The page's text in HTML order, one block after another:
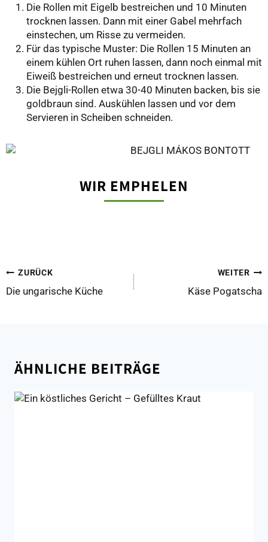
Die Rollen mit Eigelb bestreichen und 10 Minuten
trocknen lassen. Dann mit einer Gabel mehrfach
einstechen, um Risse zu vermeiden.
Für das typische Muster: Die Rollen 15 Minuten an
einem kühlen Ort ruhen lassen, dann noch einmal mit
Eiweiß bestreichen und erneut trocknen lassen.
Die Bejgli-Rollen etwa 30-40 Minuten backen, bis sie
goldbraun sind. Auskühlen lassen und vor dem
Servieren in Scheiben schneiden.
WIR EMPHELEN
BEITRAGSNAVIGATION
ZURÜCK
Die ungarische Küche
WEITER
Käse Pogatscha
ÄHNLICHE BEITRÄGE